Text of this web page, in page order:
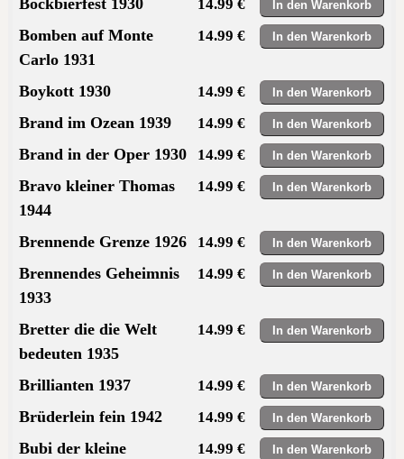
14.99 €
Bomben auf Monte
Carlo 1931
14.99 €
Boykott 1930 14.99 €
Brand im Ozean 1939 14.99 €
Brand in der Oper 1930 14.99 €
Bravo kleiner Thomas
1944
14.99 €
Brennende Grenze 1926 14.99 €
Brennendes Geheimnis
1933
14.99 €
Bretter die die Welt
bedeuten 1935
14.99 €
Brillianten 1937 14.99 €
Brüderlein fein 1942 14.99 €
Bubi der kleine
14.99 €